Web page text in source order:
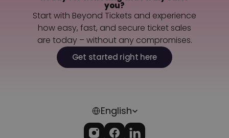
English
you?
Start with Beyond Tickets and experience
how easy, fast, and secure ticket sales
are today – without any compromises.
Get started right here